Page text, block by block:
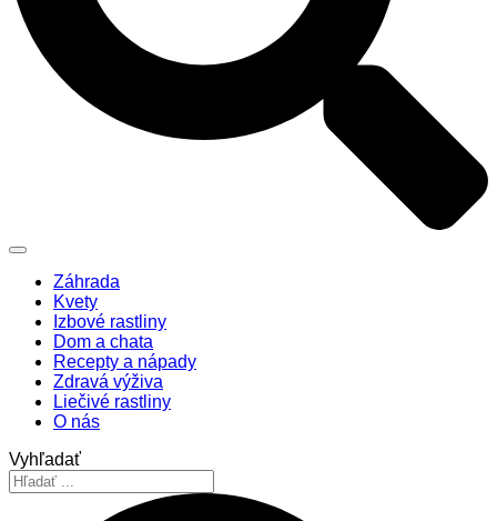
Záhrada
Kvety
Izbové rastliny
Dom a chata
Recepty a nápady
Zdravá výživa
Liečivé rastliny
O nás
Vyhľadať